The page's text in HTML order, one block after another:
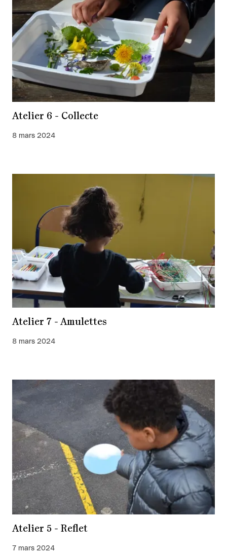
Atelier 6 - Collecte
8 mars 2024
Atelier 7 - Amulettes
8 mars 2024
Atelier 5 - Reflet
7 mars 2024